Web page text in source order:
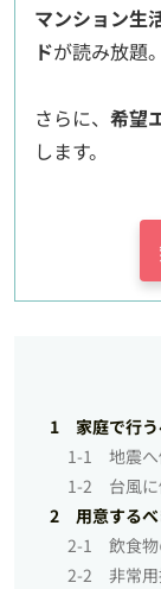
マンション生
ドが読み放題。
さらに、 希望
します。
1 家庭で行う
1-1 地震へ
1-2 台風に
2 用意するべ
2-1 飲食物
2-2 非常用